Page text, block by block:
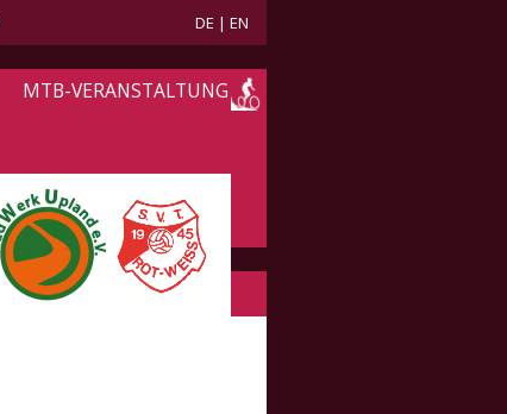
DE | EN
MTB-VERANSTALTUNG